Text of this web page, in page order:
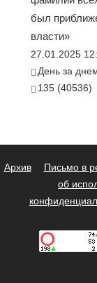
был
власти»
27.01.2025
День за
135 (40536)
Архив Письмо в
об